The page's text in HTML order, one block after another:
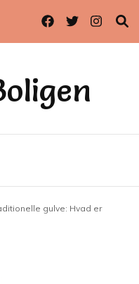
gulve: Hvad er